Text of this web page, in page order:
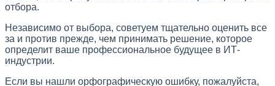
отбора.
Независимо от выбора, советуем тщательно оценить все
за и против прежде, чем принимать решение, которое
определит ваше профессиональное будущее в ИТ-
индустрии.
Если вы нашли орфографическую ошибку, пожалуйста,